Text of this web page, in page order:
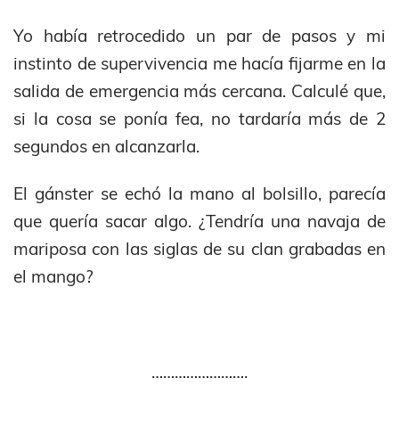
Yo había retrocedido un par de pasos y mi
instinto de supervivencia me hacía fijarme en la
salida de emergencia más cercana. Calculé que,
si la cosa se ponía fea, no tardaría más de 2
segundos en alcanzarla.
El gánster se echó la mano al bolsillo, parecía
que quería sacar algo. ¿Tendría una navaja de
mariposa con las siglas de su clan grabadas en
el mango?
…………………….